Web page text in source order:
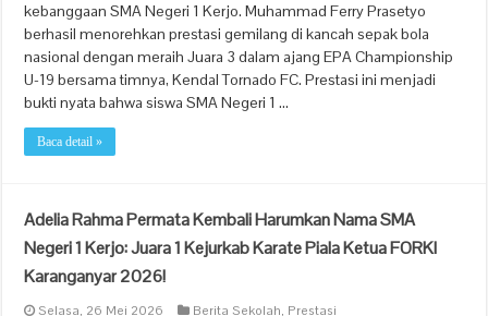
kebanggaan SMA Negeri 1 Kerjo. Muhammad Ferry Prasetyo
berhasil menorehkan prestasi gemilang di kancah sepak bola
nasional dengan meraih Juara 3 dalam ajang EPA Championship
U-19 bersama timnya, Kendal Tornado FC. Prestasi ini menjadi
bukti nyata bahwa siswa SMA Negeri 1 …
Baca detail »
Adelia Rahma Permata Kembali Harumkan Nama SMA
Negeri 1 Kerjo: Juara 1 Kejurkab Karate Piala Ketua FORKI
Karanganyar 2026!
Selasa, 26 Mei 2026 Berita Sekolah, Prestasi